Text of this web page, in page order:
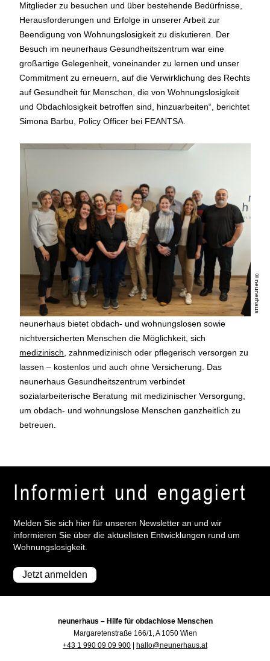
Mitglieder zu besuchen und über bestehende Bedürfnisse,
Herausforderungen und Erfolge in unserer Arbeit zur
Beendigung von Wohnungslosigkeit zu diskutieren. Der
Besuch im neunerhaus Gesundheitszentrum war eine
großartige Gelegenheit, voneinander zu lernen und unser
Commitment zu erneuern, auf die Verwirklichung des Rechts
auf Gesundheit für Menschen, die von Wohnungslosigkeit
und Obdachlosigkeit betroffen sind, hinzuarbeiten“, berichtet
Simona Barbu, Policy Officer bei FEANTSA.
© neunerhaus
neunerhaus bietet obdach- und wohnungslosen sowie
nichtversicherten Menschen die Möglichkeit, sich
medizinisch , zahnmedizinisch oder pflegerisch versorgen zu
lassen – kostenlos und auch ohne Versicherung. Das
neunerhaus Gesundheitszentrum verbindet
sozialarbeiterische Beratung mit medizinischer Versorgung,
um obdach- und wohnungslose Menschen ganzheitlich zu
betreuen.
Informiert und engagiert
Melden Sie sich hier für unseren Newsletter an und wir
informieren Sie über die aktuellsten Entwicklungen rund um
Wohnungslosigkeit.
Jetzt anmelden
neunerhaus – Hilfe für obdachlose Menschen
Margaretenstraße 166/1, A 1050 Wien
+43 1 990 09 09 900
hallo@neunerhaus.at